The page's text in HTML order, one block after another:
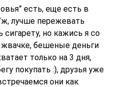
есть, еще есть в
лучше пережевать
но кажись я со
жвачке, бешеные деньги
только на 3 дня,
покупать :), друзья уже
они как